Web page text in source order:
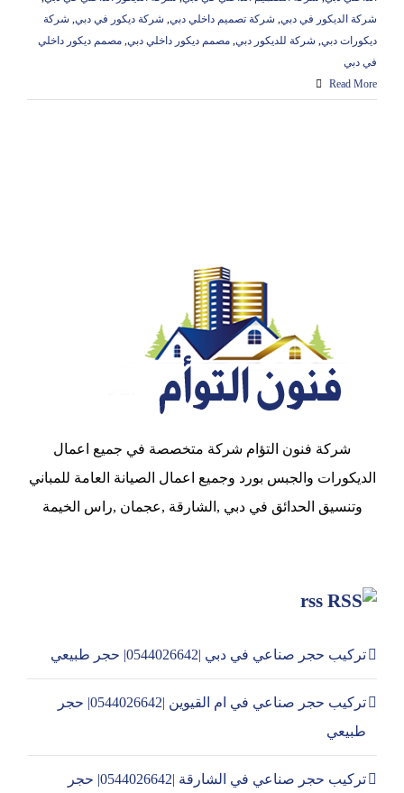
شركة الديكور في دبي, شركة تصميم داخلي دبي, شركة ديكور في دبي, شركة
ديكورات دبي, شركة للديكور دبي, مصمم ديكور داخلي دبي, مصمم ديكور داخلي
في دبي
Read More
شركة فنون التؤام شركة متخصصة في جميع اعمال
الديكورات والجبس بورد وجميع اعمال الصيانة العامة للمباني
وتنسيق الحدائق في دبي ,الشارقة ,عجمان ,راس الخيمة
rss
تركيب حجر صناعي في دبي |0544026642| حجر طبيعي
تركيب حجر صناعي في ام القيوين |0544026642| حجر
طبيعي
تركيب حجر صناعي في الشارقة |0544026642| حجر